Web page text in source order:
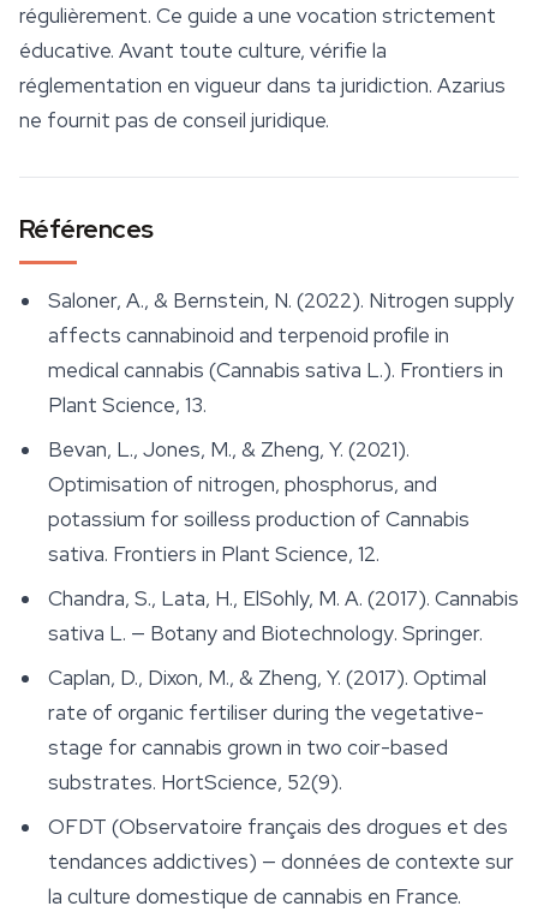
régulièrement. Ce guide a une vocation strictement
éducative. Avant toute culture, vérifie la
réglementation en vigueur dans ta juridiction. Azarius
ne fournit pas de conseil juridique.
Références
Saloner, A., & Bernstein, N. (2022). Nitrogen supply
affects cannabinoid and terpenoid profile in
medical cannabis (Cannabis sativa L.). Frontiers in
Plant Science, 13.
Bevan, L., Jones, M., & Zheng, Y. (2021).
Optimisation of nitrogen, phosphorus, and
potassium for soilless production of Cannabis
sativa. Frontiers in Plant Science, 12.
Chandra, S., Lata, H., ElSohly, M. A. (2017). Cannabis
sativa L. — Botany and Biotechnology. Springer.
Caplan, D., Dixon, M., & Zheng, Y. (2017). Optimal
rate of organic fertiliser during the vegetative-
stage for cannabis grown in two coir-based
substrates. HortScience, 52(9).
OFDT (Observatoire français des drogues et des
tendances addictives) — données de contexte sur
la culture domestique de cannabis en France.